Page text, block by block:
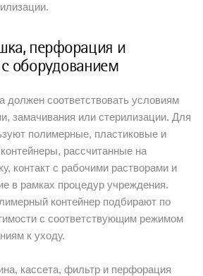
перфорация и
оборудованием
должен соответствовать условиям
замачивания или стерилизации. Для
полимерные, пластиковые и
рассчитанные на
контакт с рабочими растворами и
в рамках процедур учреждения.
контейнер подбирают по
с соответствующим режимом
к уходу.
кассета, фильтр и перфорация